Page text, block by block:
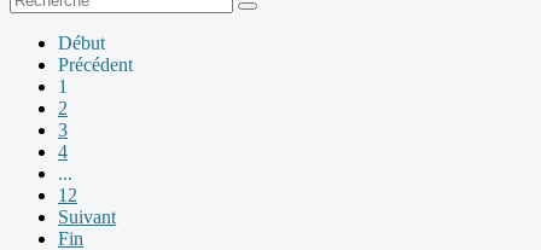
Début
Précédent
1
2
3
4
...
12
Suivant
Fin